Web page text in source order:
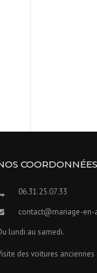
COORDONNÉES
06.31.25.07.33
contact@mariage-en-
lundi au samedi.
des voitures